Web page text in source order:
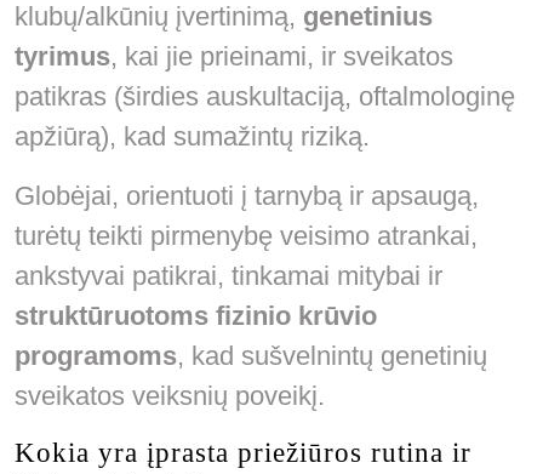
klubų/alkūnių įvertinimą, genetinius
tyrimus, kai jie prieinami, ir sveikatos
patikras (širdies auskultaciją, oftalmologinę
apžiūrą), kad sumažintų riziką.
Globėjai, orientuoti į tarnybą ir apsaugą,
turėtų teikti pirmenybę veisimo atrankai,
ankstyvai patikrai, tinkamai mitybai ir
struktūruotoms fizinio krūvio
programoms, kad sušvelnintų genetinių
sveikatos veiksnių poveikį.
Kokia yra įprasta priežiūros rutina ir